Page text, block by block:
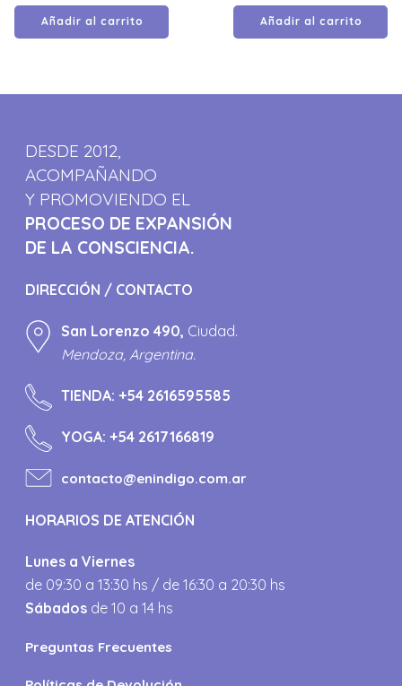
Añadir al carrito Añadir al carrito
DESDE 2012,
ACOMPAÑANDO
Y PROMOVIENDO EL
PROCESO DE EXPANSIÓN
DE LA CONSCIENCIA.
DIRECCIÓN / CONTACTO
San Lorenzo 490, Ciudad.
Mendoza, Argentina.
TIENDA:+54 2616595585
YOGA:+54 2617166819
contacto@enindigo.com.ar
HORARIOS DE ATENCIÓN
Lunes a Viernes
de 09:30 a 13:30 hs / de 16:30 a 20:30 hs
Sábados de 10 a 14 hs
Preguntas Frecuentes